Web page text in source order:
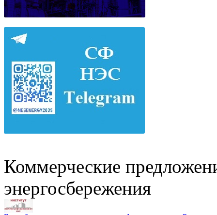
Коммерческие
энергосбережения